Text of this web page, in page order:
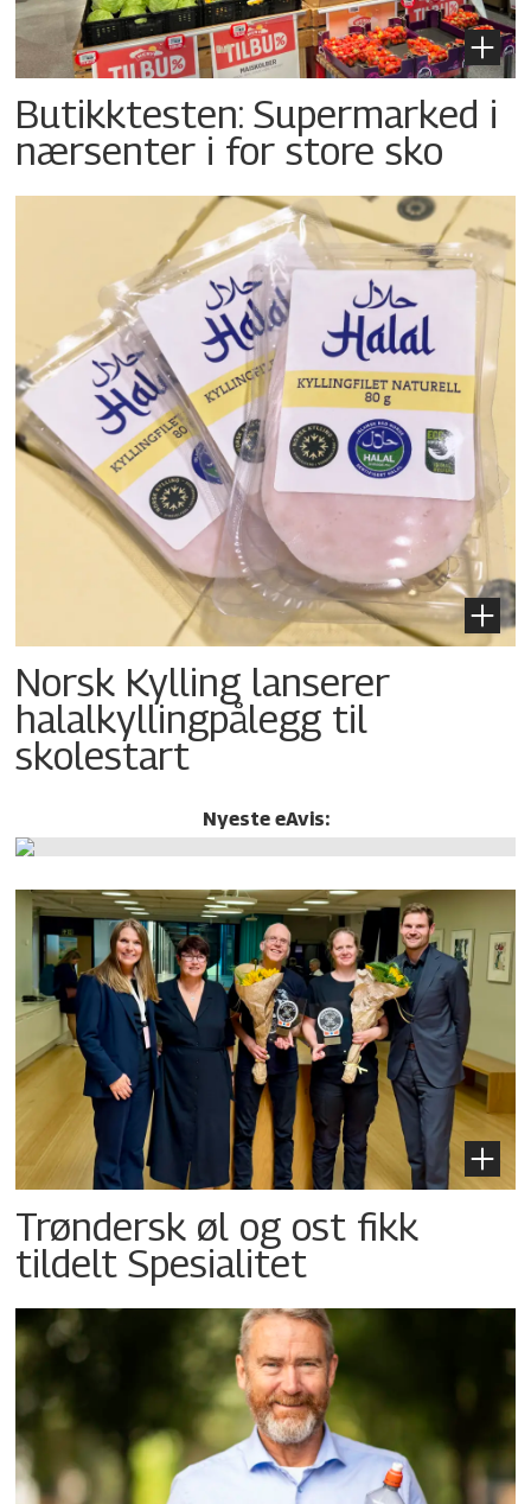
Butikktesten: Supermarked i
nærsenter i for store sko
Norsk Kylling lanserer
halalkylling­pålegg til
skolestart
Nyeste eAvis:
Trøndersk øl og ost fikk
tildelt Spesialitet